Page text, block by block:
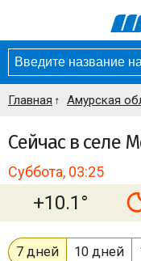
Главная Амурская
Сейчас в селе
Суббота, 03:25
+10.1°
7 дней 10 дней